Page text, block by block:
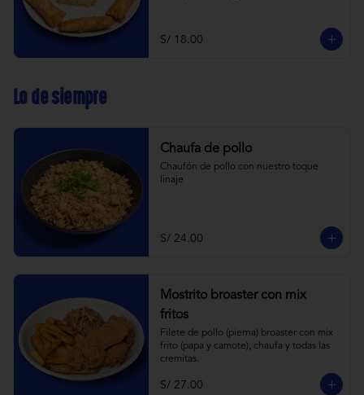
S/ 18.00
Lo de siempre
Chaufa de pollo
Chaufón de pollo con nuestro toque
linaje
S/ 24.00
Mostrito broaster con mix
fritos
Filete de pollo (pierna) broaster con mix
frito (papa y camote), chaufa y todas las
cremitas.
S/ 27.00